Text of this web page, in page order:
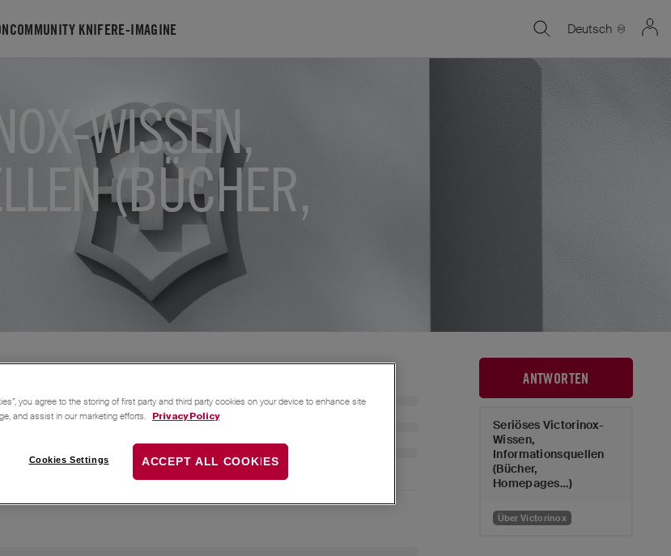
COMMUNITY KNIFERE-IMAGINE Deutsch
WISSEN,
(BÜCHER,
ANTWORTEN
Seriöses Victorinox-
Wissen,
Informationsquellen
(Bücher,
Homepages…)
Über Victorinox
you agree to the storing of first party and third party cookies on your device to enhance site
and assist in our marketing efforts.
Privacy Policy
Cookies Settings ACCEPT ALL COOKIES